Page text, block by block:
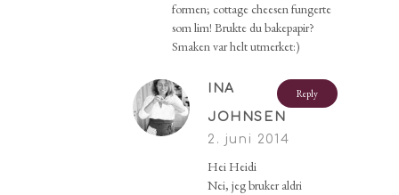
formen; cottage cheesen fungerte
som lim! Brukte du bakepapir?
Smaken var helt utmerket:)
Reply
INA
JOHNSEN
2. juni 2014
Hei Heidi
Nei, jeg bruker aldri